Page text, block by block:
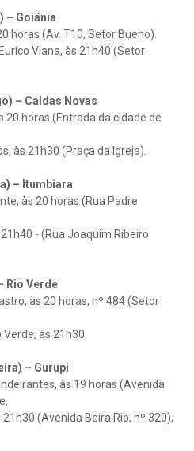
– Goiânia
horas (Av. T10, Setor Bueno).
Viana, às 21h40 (Setor
– Caldas Novas
20 horas (Entrada da cidade de
às 21h30 (Praça da Igreja).
– Itumbiara
às 20 horas (Rua Padre
- (Rua Joaquim Ribeiro
Rio Verde
às 20 horas, nº 484 (Setor
Verde, às 21h30.
– Gurupi
às 19 horas (Avenida
(Avenida Beira Rio, nº 320),